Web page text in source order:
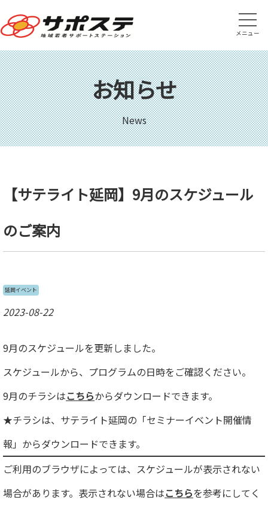
メニュー
お知らせ
News
【サテライト延岡】9月のスケジュール
のご案内
延岡イベント
2023-08-22
9月のスケジュールを更新しました。
スケジュールから、プログラムの日時をご確認ください。
9月のチラシはこちらからダウンロードできます。
★チラシは、サテライト延岡の「セミナーイベント開催情
報」からダウンロードできます。
ご利用のブラウザによっては、スケジュールが表示されない
場合があります。表示されない場合はこちらを参考にしてく